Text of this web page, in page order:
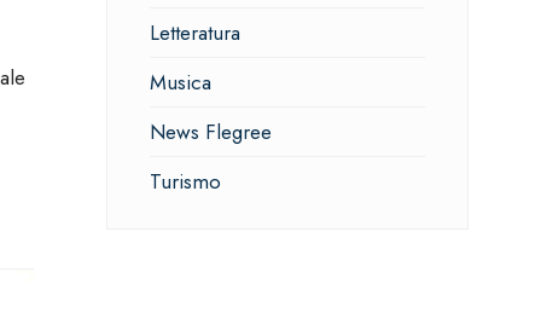
Letteratura
Musica
News Flegree
Turismo